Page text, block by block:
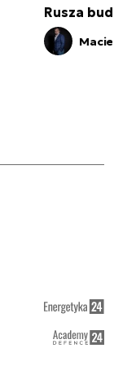
Rusza